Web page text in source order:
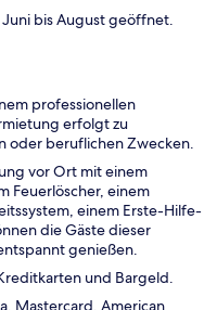
Juni bis August geöffnet.
professionellen
erfolgt zu
oder beruflichen Zwecken.
vor Ort mit einem
Feuerlöscher, einem
einem Erste-Hilfe-
die Gäste dieser
genießen.
und Bargeld.
Mastercard, American